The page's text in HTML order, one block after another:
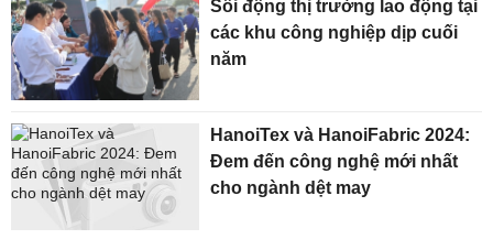
Sôi động thị trường lao động tại
các khu công nghiệp dịp cuối
năm
HanoiTex và HanoiFabric 2024:
Đem đến công nghệ mới nhất
cho ngành dệt may